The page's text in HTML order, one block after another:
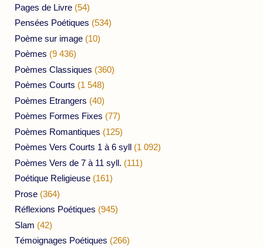
Pages de Livre (54)
Pensées Poétiques (534)
Poème sur image (10)
Poèmes (9 436)
Poèmes Classiques (360)
Poèmes Courts (1 548)
Poèmes Etrangers (40)
Poèmes Formes Fixes (77)
Poèmes Romantiques (125)
Poèmes Vers Courts 1 à 6 syll (1 092)
Poèmes Vers de 7 à 11 syll. (111)
Poétique Religieuse (161)
Prose (364)
Réflexions Poétiques (945)
Slam (42)
Témoignages Poétiques (266)